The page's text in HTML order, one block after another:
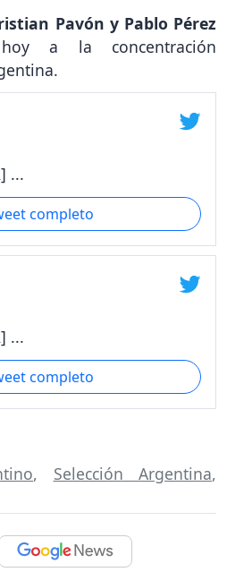
Pavón y Pablo Pérez
a la concentración
...
completo
...
completo
, Selección Argentina,